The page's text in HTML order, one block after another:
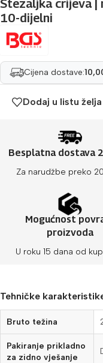
Stezaljka crijeva |
10-dijelni
Cijena dostave:
Dodaj u listu želja
Besplatna dostava
Za narudžbe preko
Mogućnost
proizvoda
U roku 15 dana od
Tehničke
Bruto težina
Pakiranje prikladno
za zidno vješanje